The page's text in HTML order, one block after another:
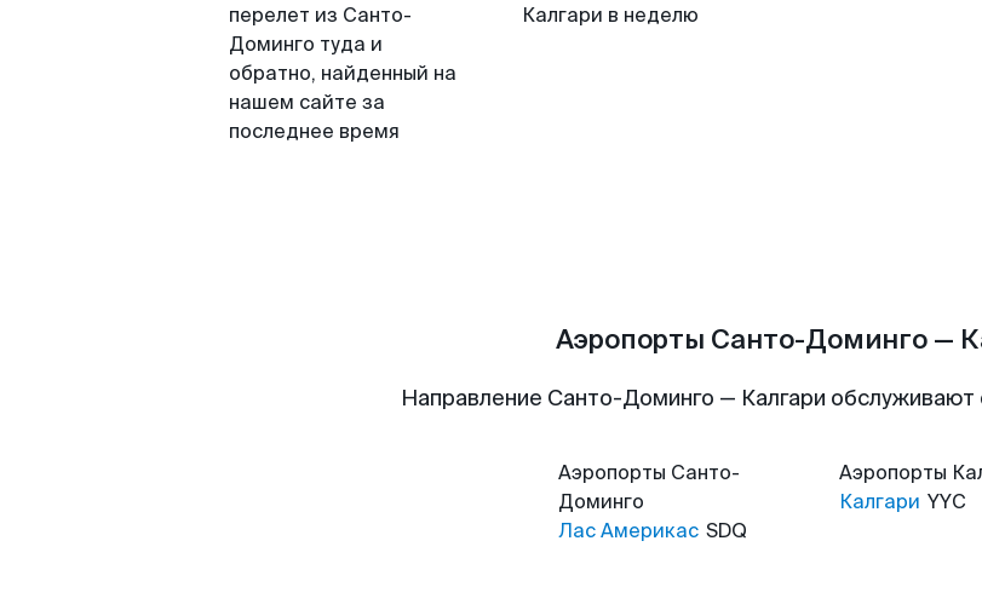
перелет из Санто-
Доминго туда и
обратно, найденный на
нашем сайте за
последнее время
Калгари в неделю
Аэропорты Санто-Доминго —
Направление Санто-Доминго — Калгари
Аэропорты Санто-
Доминго
Лас Америкас SDQ
Аэропорты
Калгари YYC